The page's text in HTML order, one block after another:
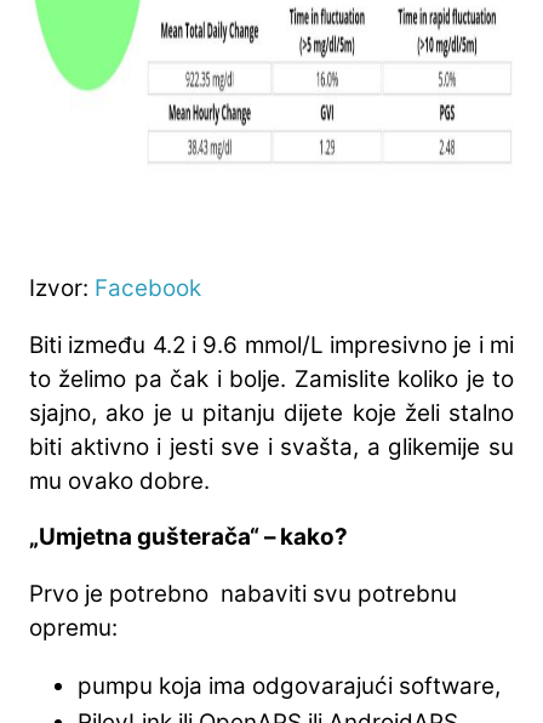
Izvor: Facebook
Biti između 4.2 i 9.6 mmol/L impresivno je i mi
to želimo pa čak i bolje. Zamislite koliko je to
sjajno, ako je u pitanju dijete koje želi stalno
biti aktivno i jesti sve i svašta, a glikemije su
mu ovako dobre.
„Umjetna gušterača“ – kako?
Prvo je potrebno nabaviti svu potrebnu
opremu:
pumpu koja ima odgovarajući software,